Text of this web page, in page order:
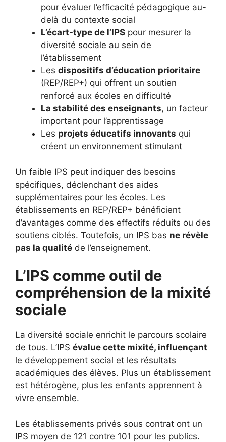
pour évaluer l’efficacité pédagogique au-
delà du contexte social
L’écart-type de l’IPS pour mesurer la
diversité sociale au sein de
l’établissement
Les dispositifs d’éducation prioritaire
(REP/REP+) qui offrent un soutien
renforcé aux écoles en difficulté
La stabilité des enseignants, un facteur
important pour l’apprentissage
Les projets éducatifs innovants qui
créent un environnement stimulant
Un faible IPS peut indiquer des besoins
spécifiques, déclenchant des aides
supplémentaires pour les écoles. Les
établissements en REP/REP+ bénéficient
d’avantages comme des effectifs réduits ou des
soutiens ciblés. Toutefois, un IPS bas ne révèle
pas la qualité de l’enseignement.
L’IPS comme outil de
compréhension de la mixité
sociale
La diversité sociale enrichit le parcours scolaire
de tous. L’IPS évalue cette mixité, influençant
le développement social et les résultats
académiques des élèves. Plus un établissement
est hétérogène, plus les enfants apprennent à
vivre ensemble.
Les établissements privés sous contrat ont un
IPS moyen de 121 contre 101 pour les publics.